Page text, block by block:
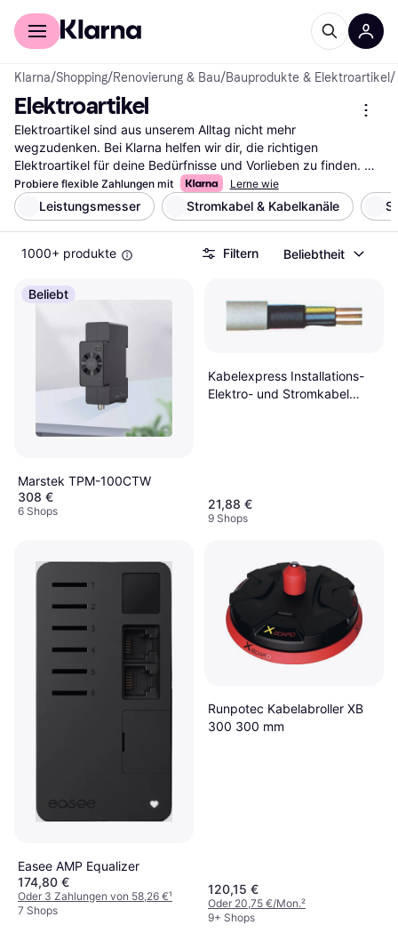
Für Shopper
Klarna/Shopping/Renovierung & Bau/Bauprodukte & Elektroartikel /
Elektroartikel
Elektroartikel sind aus unserem Alltag nicht mehr
wegzudenken. Bei Klarna helfen wir dir, die richtigen
Elektroartikel für deine Bedürfnisse und Vorlieben zu finden.
Unsere Kategorie bietet eine breite Auswahl, die du mit unseren
praktischen Filtern durchsuchen kannst. Egal, ob du nach
einem Fernseher, einer Waschmaschine oder einem
Staubsauger suchst, unsere Filter führen dich schnell zur
besten Option. Du kannst nach Marke, Preis oder Bewertungen
genau das Gerät, das deinen Anforderungen entspricht. Lies
die Nutzerbewertungen, um mehr über die Erfahrungen
anderer zu erfahren und die richtige Entscheidung zu treffen.
Beginne deine Suche nach den besten Elektroartikeln hier und
finde die passenden Geräte für dein Zuhause.
Mehr über elektroartikel »
Probiere flexible Zahlungen mit Lerne wie
Leistungsmesser Stromkabel & Kabelkanäle
1000+ produkte Filtern Beliebtheit
Beliebt
Marstek TPM-100CTW
308 €
6 Shops
Kabelexpress Installations-
Elektro- und Stromkabel
21,88 €
9 Shops
Easee AMP Equalizer
174,80 €
Oder 3 Zahlungen von 58,26 €¹
7 Shops
Runpotec Kabelabroller XB
300 300 mm
120,15 €
Oder 20,75 €/Mon.²
9+ Shops